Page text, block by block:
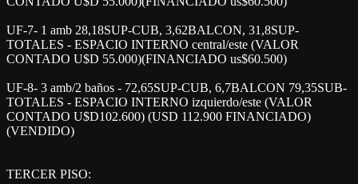
UF-7- 1 amb 28,18SUP-CUB, 3,62BALCON, 31,8SUP-
TOTALES - ESPACIO INTERNO central/este (VALOR
CONTADO U$D 55.000)(FINANCIADO us$60.500)
UF-8- 3 amb/2 baños - 72,65SUP-CUB, 6,7BALCON 79,35SUB-
TOTALES - ESPACIO INTERNO izquierdo/este (VALOR
CONTADO U$D102.600) (USD 112.900 FINANCIADO)
(VENDIDO)
TERCER PISO: